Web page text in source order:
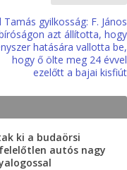
Tamás gyilkosság: F. János
azt állította, hogy
hatására vallotta be,
hogy ő ölte meg 24 évvel
ezelőtt a bajai kisfiút
ki a budaörsi
autós nagy